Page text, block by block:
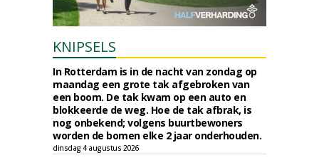
KNIPSELS
In Rotterdam is in de nacht van zondag op
maandag een grote tak afgebroken van
een boom. De tak kwam op een auto en
blokkeerde de weg. Hoe de tak afbrak, is
nog onbekend; volgens buurtbewoners
worden de bomen elke 2 jaar onderhouden.
dinsdag 4 augustus 2026